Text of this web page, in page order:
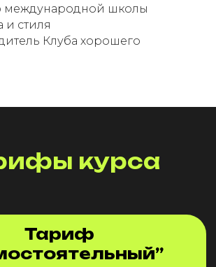
международной школы
стиля
Клуба хорошего
курса